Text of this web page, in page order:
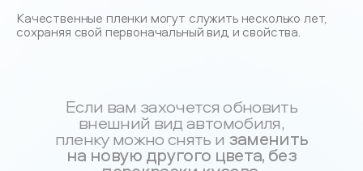
Качественные пленки могут служить несколько лет,
сохраняя свой первоначальный вид и свойства.
Если вам захочется обновить
внешний вид автомобиля,
пленку можно снять и заменить
на новую другого цвета, без